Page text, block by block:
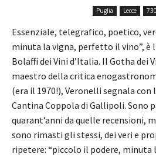
Puglia Lecce
Essenziale, telegrafico, poetico,
minuta la vigna, perfetto il vino”, è
Bolaffi dei Vini d’Italia. Il Gotha dei
maestro della critica
(era il 1970!), Veronelli segnala con
Cantina Coppola di Gallipoli. Sono
quarant’anni da quelle recensioni,
sono rimasti gli stessi, dei veri e
ripetere: “piccolo il podere,